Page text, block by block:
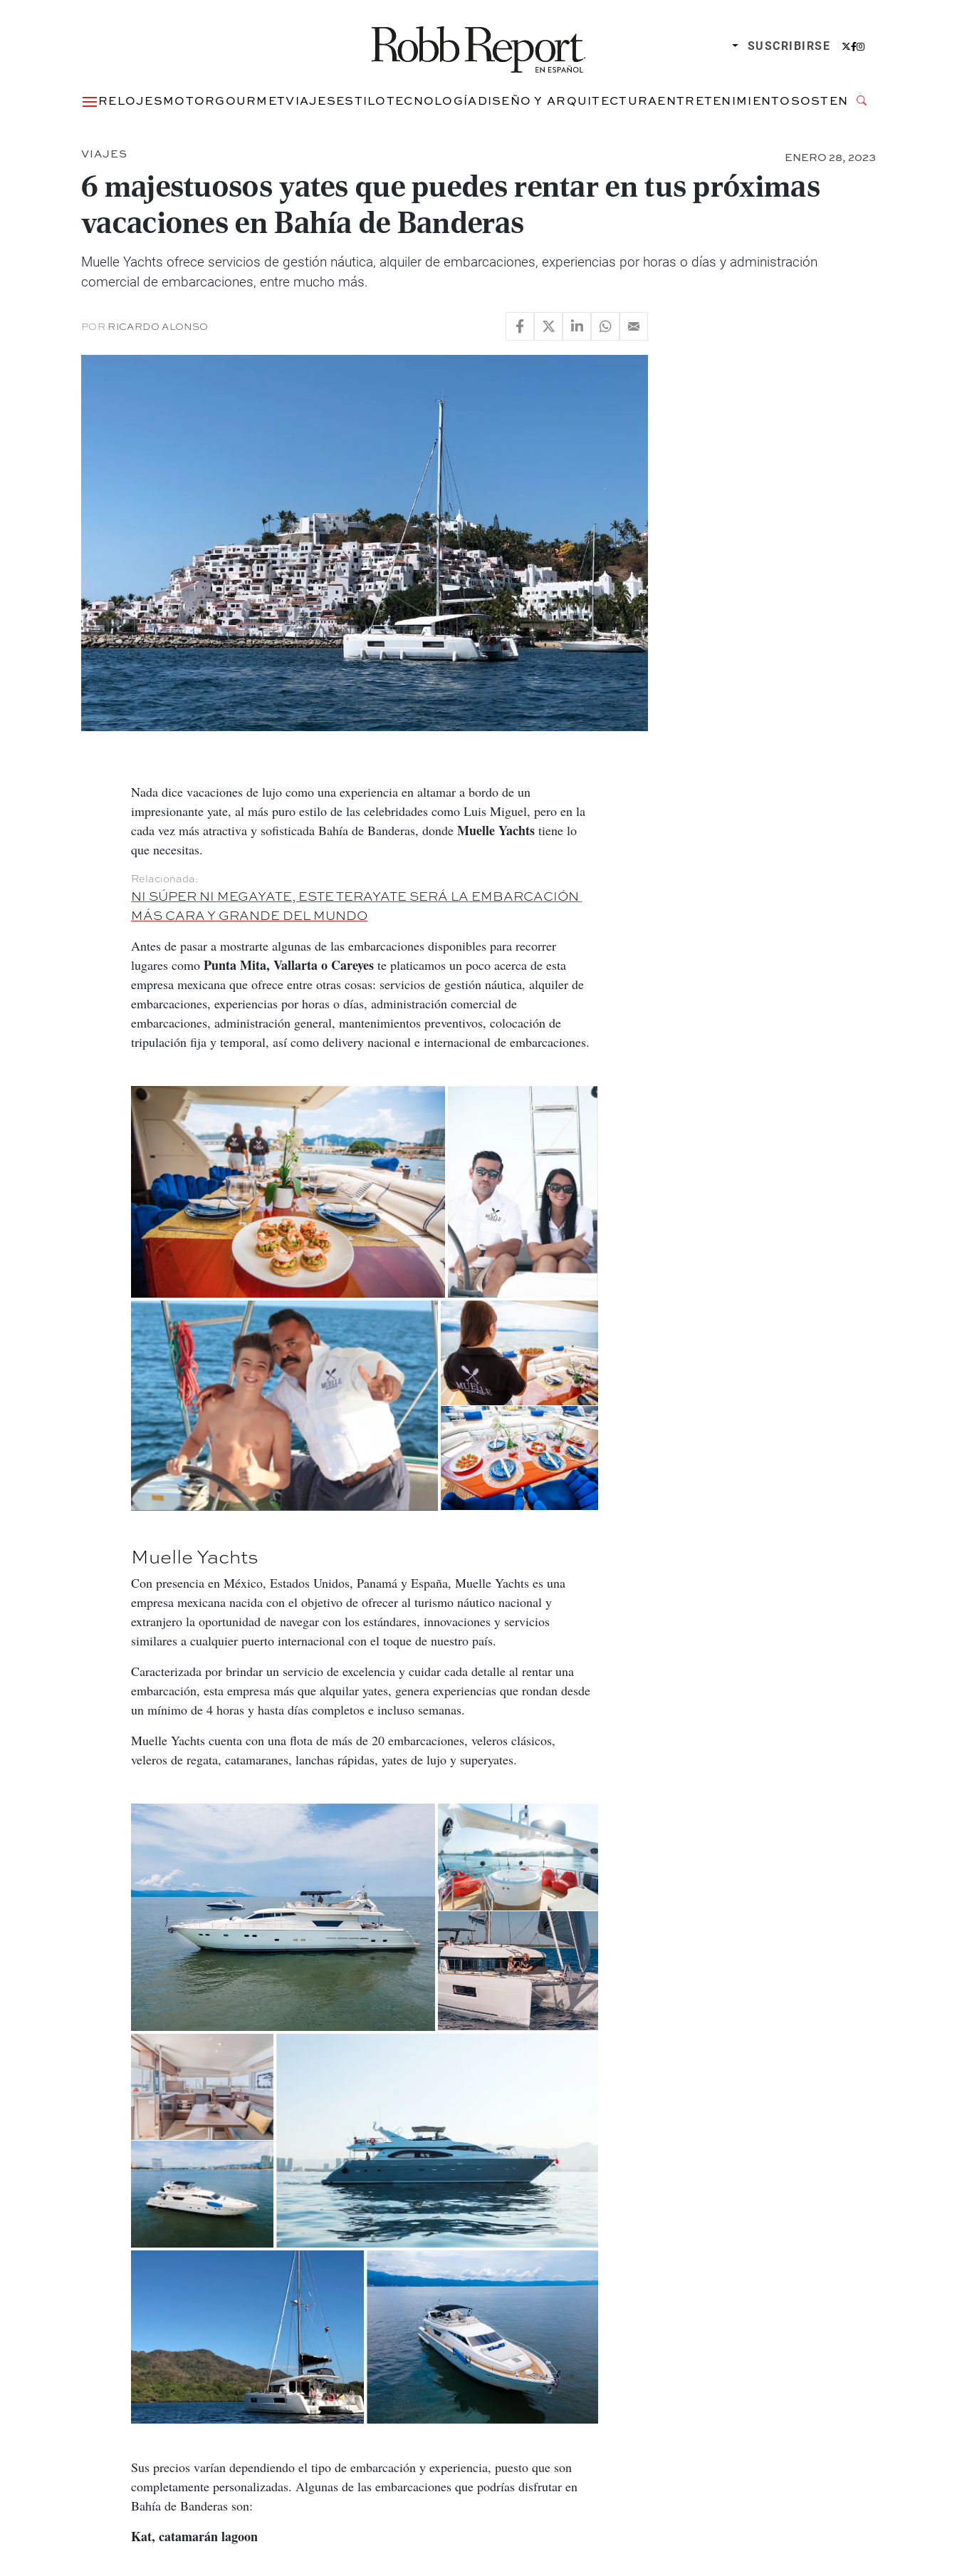
SUSCRIBIRSE
RELOJESMOTORGOURMETVIAJESESTILOTECNOLOGÍADISEÑO Y ARQUITECTURAENTRETENIMIENTOSOSTENIBILIDAD
VIAJES ENERO 28, 2023
6 majestuosos yates que puedes rentar en tus próximas
vacaciones en Bahía de Banderas
Muelle Yachts ofrece servicios de gestión náutica, alquiler de embarcaciones, experiencias por horas o días y administración
comercial de embarcaciones, entre mucho más.
POR RICARDO ALONSO
Nada dice vacaciones de lujo como una experiencia en altamar a bordo de un
impresionante yate, al más puro estilo de las celebridades como Luis Miguel, pero en la
cada vez más atractiva y sofisticada Bahía de Banderas, donde Muelle Yachts tiene lo
que necesitas.
NI SÚPER NI MEGAYATE, ESTE TERAYATE SERÁ LA EMBARCACIÓN
MÁS CARA Y GRANDE DEL MUNDO
Antes de pasar a mostrarte algunas de las embarcaciones disponibles para recorrer
lugares como Punta Mita, Vallarta o Careyes te platicamos un poco acerca de esta
empresa mexicana que ofrece entre otras cosas: servicios de gestión náutica, alquiler de
embarcaciones, experiencias por horas o días, administración comercial de
embarcaciones, administración general, mantenimientos preventivos, colocación de
tripulación fija y temporal, así como delivery nacional e internacional de embarcaciones.
Muelle Yachts
Con presencia en México, Estados Unidos, Panamá y España, Muelle Yachts es una
empresa mexicana nacida con el objetivo de ofrecer al turismo náutico nacional y
extranjero la oportunidad de navegar con los estándares, innovaciones y servicios
similares a cualquier puerto internacional con el toque de nuestro país.
Caracterizada por brindar un servicio de excelencia y cuidar cada detalle al rentar una
embarcación, esta empresa más que alquilar yates, genera experiencias que rondan desde
un mínimo de 4 horas y hasta días completos e incluso semanas.
Muelle Yachts cuenta con una flota de más de 20 embarcaciones, veleros clásicos,
veleros de regata, catamaranes, lanchas rápidas, yates de lujo y superyates.
Sus precios varían dependiendo el tipo de embarcación y experiencia, puesto que son
completamente personalizadas. Algunas de las embarcaciones que podrías disfrutar en
Bahía de Banderas son:
Kat, catamarán lagoon